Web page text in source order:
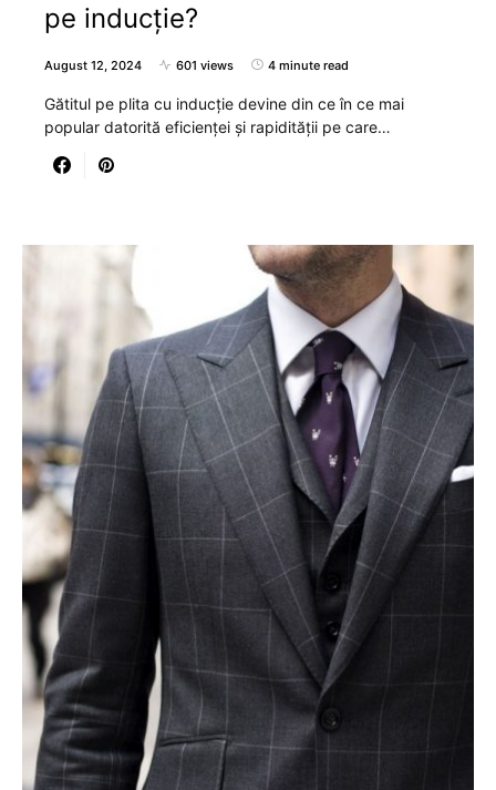
pe inducție?
August 12, 2024 601 views 4 minute read
Gătitul pe plita cu inducție devine din ce în ce mai
popular datorită eficienței și rapidității pe care…